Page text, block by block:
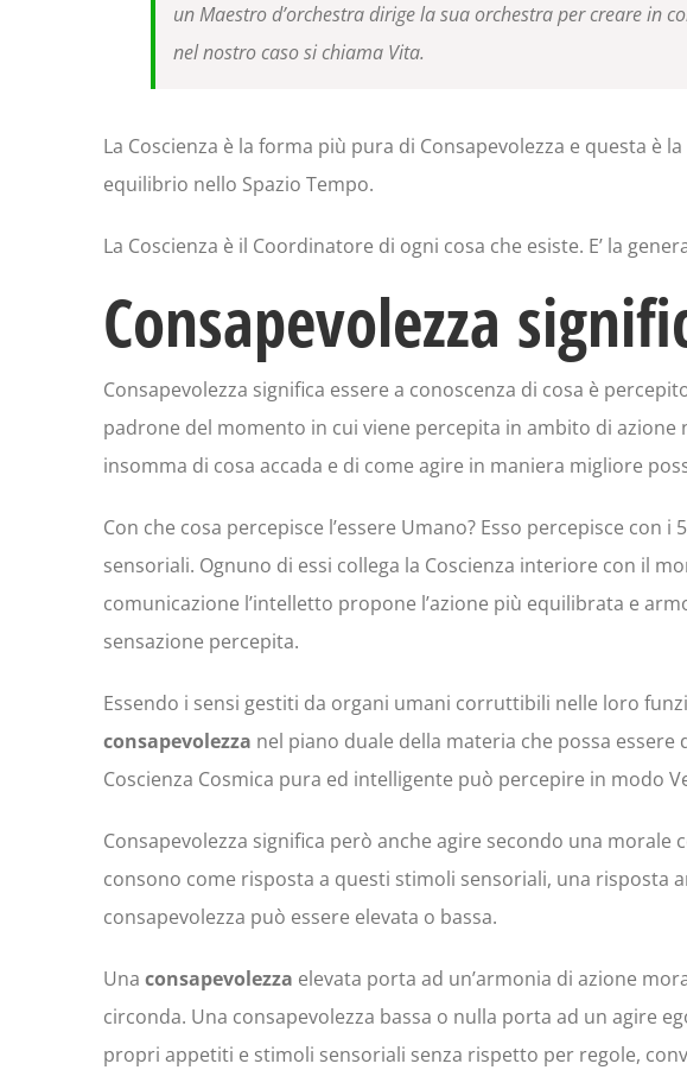
un Maestro d’orchestra dirige la sua orchestra per creare in
nel nostro caso si chiama Vita.
La Coscienza è la forma più pura di Consapevolezza e questa è
equilibrio nello Spazio Tempo.
La Coscienza è il Coordinatore di ogni cosa che esiste. E’ la
Consapevolezza
Consapevolezza significa essere a conoscenza di cosa è
padrone del momento in cui viene percepita in ambito di azione
insomma di cosa accada e di come agire in maniera migliore
Con che cosa percepisce l’essere Umano? Esso percepisce con
sensoriali. Ognuno di essi collega la Coscienza interiore con il
comunicazione l’intelletto propone l’azione più equilibrata e
sensazione percepita.
Essendo i sensi gestiti da organi umani corruttibili nelle loro
consapevolezza nel piano duale della materia che possa essere
Coscienza Cosmica pura ed intelligente può percepire in modo
Consapevolezza significa però anche agire secondo una
consono come risposta a questi stimoli sensoriali, una risposta
consapevolezza può essere elevata o bassa.
Una consapevolezza elevata porta ad un’armonia di azione
circonda. Una consapevolezza bassa o nulla porta ad un agire
propri appetiti e stimoli sensoriali senza rispetto per regole,